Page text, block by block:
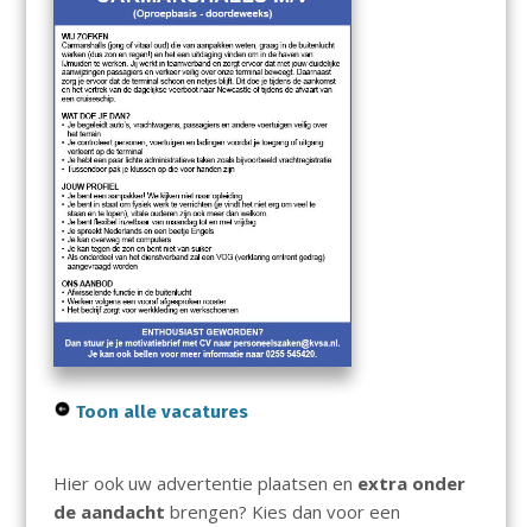
Toon alle vacatures
Hier ook uw advertentie plaatsen en extra onder
de aandacht brengen? Kies dan voor een